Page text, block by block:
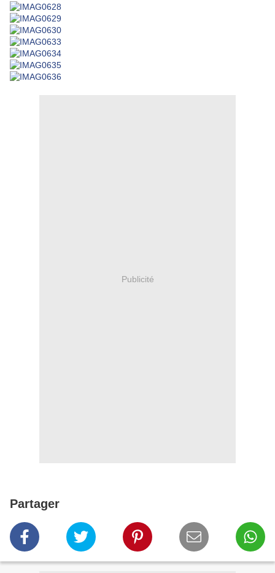
Publicité
Partager